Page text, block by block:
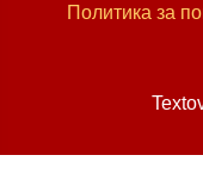
Политика за